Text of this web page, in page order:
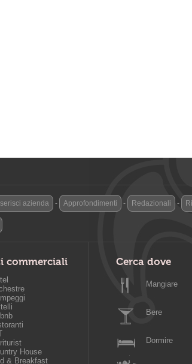
azienda - Approfondimenti - Redazionali -
commerciali
House
& Breakfast
Cerca dove
Mangiare
Bere
Dormire